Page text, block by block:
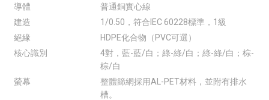
導體
普通銅實心線
建造
1/0.50，符合IEC 60228標準，1級
絕緣
HDPE化合物（PVC可選）
核心識別
4對，藍-藍/白；綠-綠/白；綠-綠/白；棕-
棕/白
螢幕
整體篩網採用AL-PET材料，並附有排水
槽。